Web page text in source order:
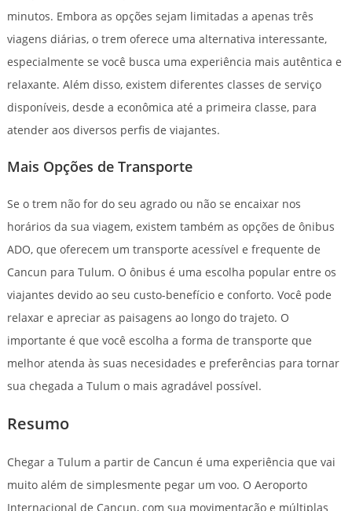
minutos. Embora as opções sejam limitadas a apenas três
viagens diárias, o trem oferece uma alternativa interessante,
especialmente se você busca uma experiência mais autêntica e
relaxante. Além disso, existem diferentes classes de serviço
disponíveis, desde a econômica até a primeira classe, para
atender aos diversos perfis de viajantes.
Mais Opções de Transporte
Se o trem não for do seu agrado ou não se encaixar nos
horários da sua viagem, existem também as opções de ônibus
ADO, que oferecem um transporte acessível e frequente de
Cancun para Tulum. O ônibus é uma escolha popular entre os
viajantes devido ao seu custo-benefício e conforto. Você pode
relaxar e apreciar as paisagens ao longo do trajeto. O
importante é que você escolha a forma de transporte que
melhor atenda às suas necesidades e preferências para tornar
sua chegada a Tulum o mais agradável possível.
Resumo
Chegar a Tulum a partir de Cancun é uma experiência que vai
muito além de simplesmente pegar um voo. O Aeroporto
Internacional de Cancun, com sua movimentação e múltiplas